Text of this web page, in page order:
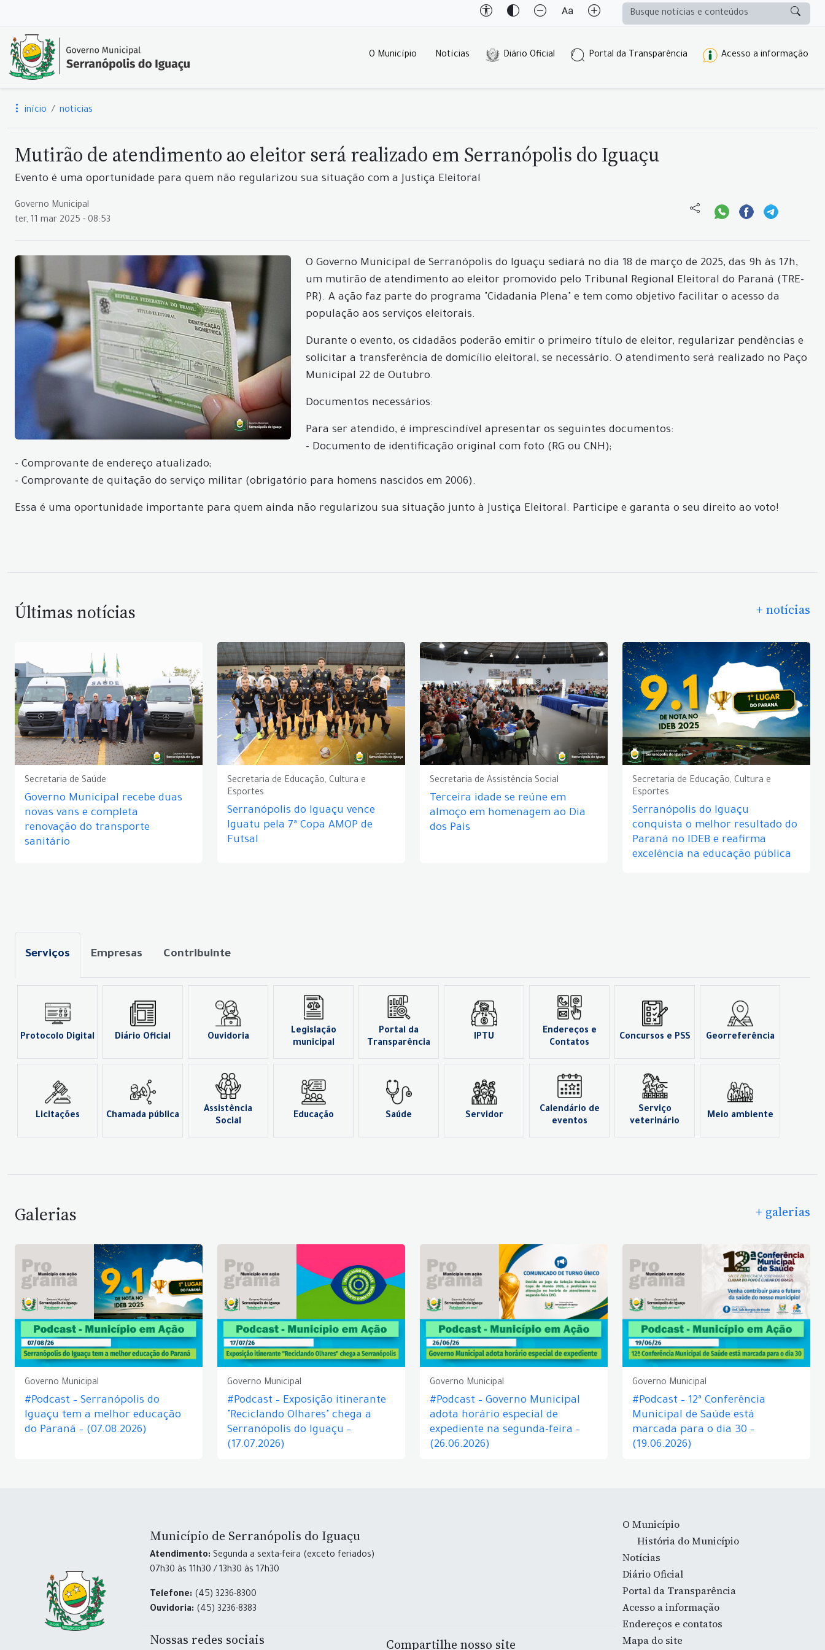
O Município Notícias Diário Oficial Portal da Transparência Acesso a informação
início notícias
Mutirão de atendimento ao eleitor será realizado em Serranópolis do Iguaçu
Evento é uma oportunidade para quem não regularizou sua situação com a Justiça Eleitoral
Governo Municipal
ter, 11 mar 2025 - 08:53
O Governo Municipal de Serranópolis do Iguaçu sediará no dia 18 de março de 2025, das 9h às 17h,
um mutirão de atendimento ao eleitor promovido pelo Tribunal Regional Eleitoral do Paraná (TRE-
PR). A ação faz parte do programa "Cidadania Plena" e tem como objetivo facilitar o acesso da
população aos serviços eleitorais.
Durante o evento, os cidadãos poderão emitir o primeiro título de eleitor, regularizar pendências e
solicitar a transferência de domicílio eleitoral, se necessário. O atendimento será realizado no Paço
Municipal 22 de Outubro.
Documentos necessários:
Para ser atendido, é imprescindível apresentar os seguintes documentos:
- Documento de identificação original com foto (RG ou CNH);
- Comprovante de endereço atualizado;
- Comprovante de quitação do serviço militar (obrigatório para homens nascidos em 2006).
Essa é uma oportunidade importante para quem ainda não regularizou sua situação junto à Justiça Eleitoral. Participe e garanta o seu direito ao voto!
Últimas notícias + notícias
Secretaria de Saúde
Governo Municipal recebe duas
novas vans e completa
renovação do transporte
sanitário
Secretaria de Educação, Cultura e
Esportes
Serranópolis do Iguaçu vence
Iguatu pela 7ª Copa AMOP de
Futsal
Secretaria de Assistência Social
Terceira idade se reúne em
almoço em homenagem ao Dia
dos Pais
Secretaria de Educação, Cultura e
Esportes
Serranópolis do Iguaçu
conquista o melhor resultado do
Paraná no IDEB e reafirma
excelência na educação pública
Serviços Empresas Contribuinte
Protocolo Digital Diário Oficial Ouvidoria
Legislação
municipal
Portal da
Transparência
IPTU
Endereços e
Contatos
Concursos e PSS Georreferência
Licitações Chamada pública
Assistência
Social
Educação Saúde Servidor
Calendário de
eventos
Serviço
veterinário
Meio ambiente
Galerias + galerias
Governo Municipal
#Podcast – Serranópolis do
Iguaçu tem a melhor educação
do Paraná – (07.08.2026)
Governo Municipal
#Podcast – Exposição itinerante
"Reciclando Olhares" chega a
Serranópolis do Iguaçu –
(17.07.2026)
Governo Municipal
#Podcast – Governo Municipal
adota horário especial de
expediente na segunda-feira –
(26.06.2026)
Governo Municipal
#Podcast – 12ª Conferência
Municipal de Saúde está
marcada para o dia 30 –
(19.06.2026)
Município de Serranópolis do Iguaçu
Atendimento: Segunda a sexta-feira (exceto feriados)
07h30 às 11h30 / 13h30 às 17h30
Telefone: (45) 3236-8300
Ouvidoria: (45) 3236-8383
Nossas redes sociais Compartilhe nosso site
O Município
História do Município
Notícias
Diário Oficial
Portal da Transparência
Acesso a informação
Endereços e contatos
Mapa do site